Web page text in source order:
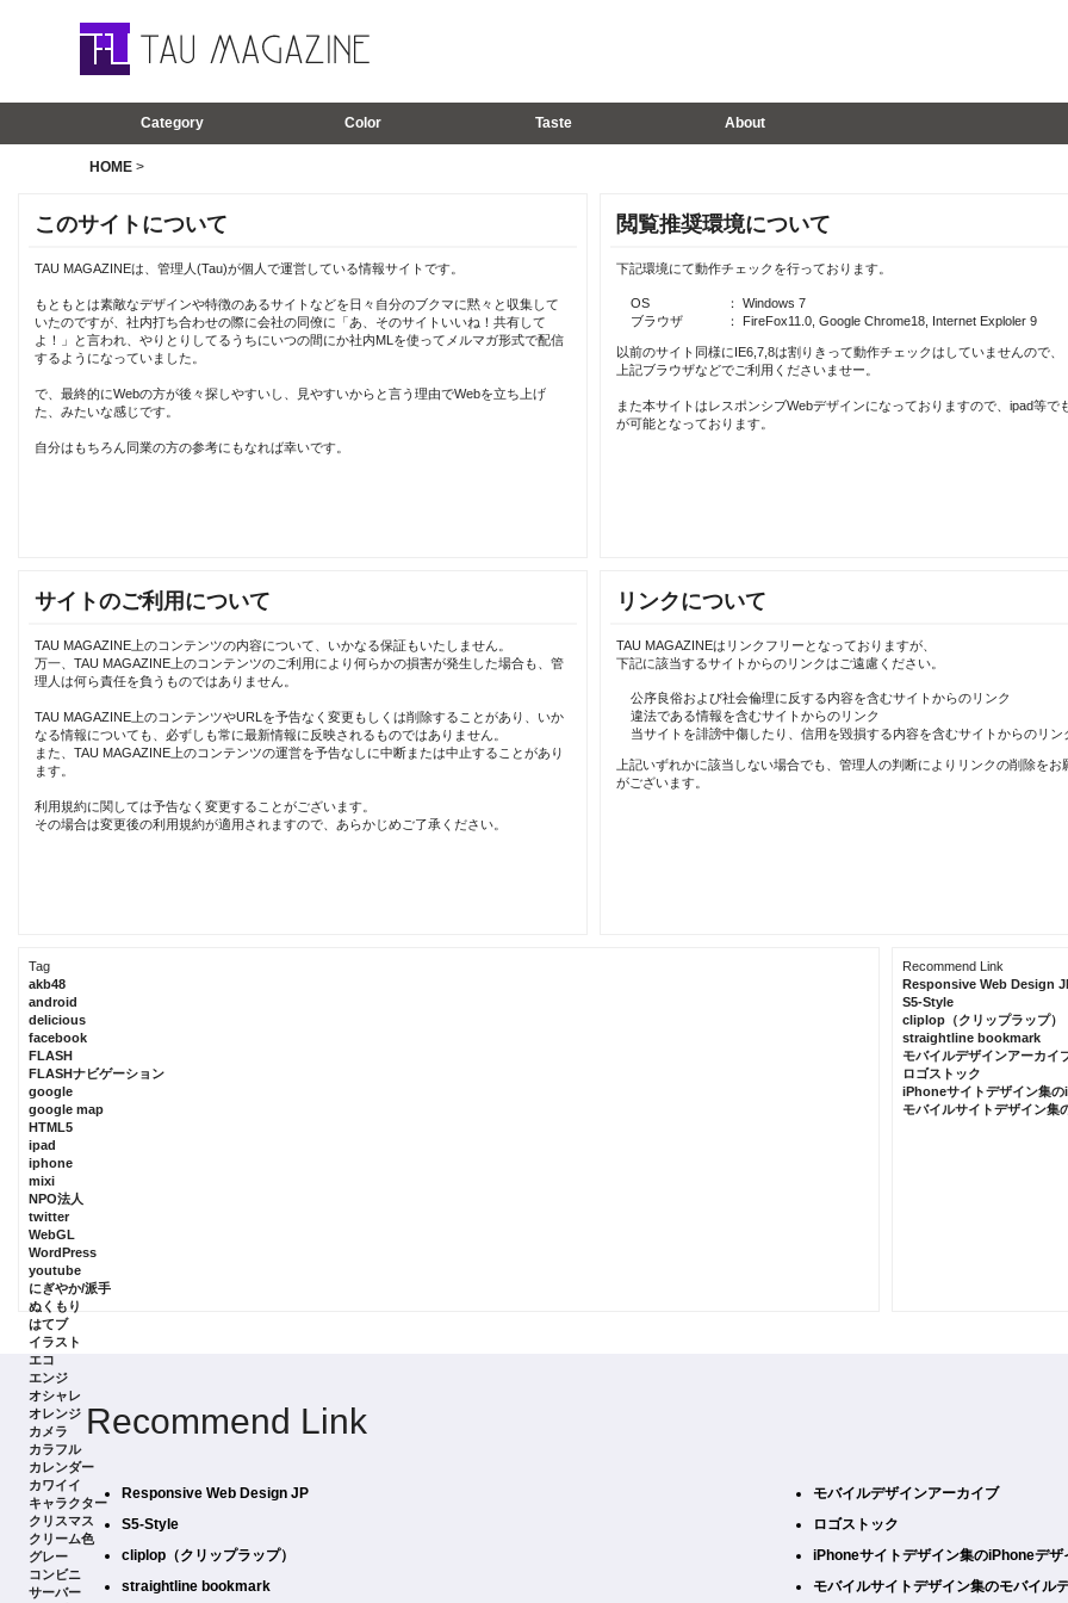
Category Color Taste About
HOME>
このサイトについて
TAU MAGAZINEは、管理人(Tau)が個人で運営している情報サイトです。
もともとは素敵なデザインや特徴のあるサイトなどを日々自分のブクマに黙々と収集して
いたのですが、社内打ち合わせの際に会社の同僚に「あ、そのサイトいいね！共有して
よ！」と言われ、やりとりしてるうちにいつの間にか社内MLを使ってメルマガ形式で配信
するようになっていました。
で、最終的にWebの方が後々探しやすいし、見やすいからと言う理由でWebを立ち上げ
た、みたいな感じです。
自分はもちろん同業の方の参考にもなれば幸いです。
閲覧推奨環境について
下記環境にて動作チェックを行っております。
OS
： Windows 7
ブラウザ
： FireFox11.0, Google Chrome18, Internet Exploler 9
以前のサイト同様にIE6,7,8は割りきって動作チェックはしていませんので、
上記ブラウザなどでご利用くださいませー。
また本サイトはレスポンシブWebデザインになっておりますので、ipad等で
が可能となっております。
サイトのご利用について
TAU MAGAZINE上のコンテンツの内容について、いかなる保証もいたしません。
万一、TAU MAGAZINE上のコンテンツのご利用により何らかの損害が発生した場合も、管
理人は何ら責任を負うものではありません。
TAU MAGAZINE上のコンテンツやURLを予告なく変更もしくは削除することがあり、いか
なる情報についても、必ずしも常に最新情報に反映されるものではありません。
また、TAU MAGAZINE上のコンテンツの運営を予告なしに中断または中止することがあり
ます。
利用規約に関しては予告なく変更することがございます。
その場合は変更後の利用規約が適用されますので、あらかじめご了承ください。
リンクについて
TAU MAGAZINEはリンクフリーとなっておりますが、
下記に該当するサイトからのリンクはご遠慮ください。
公序良俗および社会倫理に反する内容を含むサイトからのリンク
違法である情報を含むサイトからのリンク
当サイトを誹謗中傷したり、信用を毀損する内容を含むサイトからのリン
上記いずれかに該当しない場合でも、管理人の判断によりリンクの削除をお
がございます。
Tag
akb48
android
delicious
facebook
FLASH
FLASHナビゲーション
google
google map
HTML5
ipad
iphone
mixi
NPO法人
twitter
WebGL
WordPress
youtube
にぎやか/派手
ぬくもり
はてブ
イラスト
エコ
エンジ
オシャレ
オレンジ
カメラ
カラフル
カレンダー
カワイイ
キャラクター
クリスマス
クリーム色
グレー
コンビニ
サーバー
Recommend Link
Responsive Web Design
S5-Style
cliplop（クリップラップ）
straightline bookmark
モバイルデザインアーカイ
ロゴストック
iPhoneサイトデザイン集
モバイルサイトデザイン集
Recommend Link
Responsive Web Design JP
S5-Style
cliplop（クリップラップ）
straightline bookmark
モバイルデザインアーカイブ
ロゴストック
iPhoneサイトデザイン集のiPhoneデザ
モバイルサイトデザイン集のモバイル